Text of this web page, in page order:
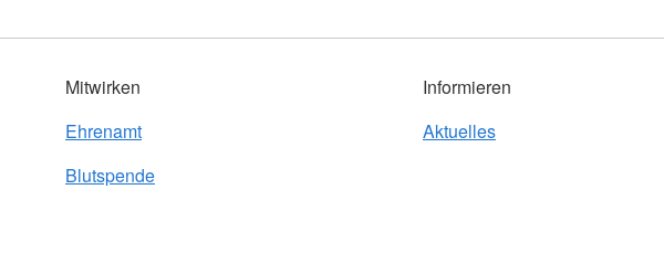
Mitwirken
Ehrenamt
Blutspende
Informieren
Aktuelles